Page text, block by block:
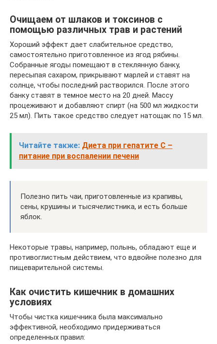
Очищаем от шлаков и токсинов с
помощью различных трав и растений
Хороший эффект дает слабительное средство,
самостоятельно приготовленное из ягод рябины.
Собранные ягоды помещают в стеклянную банку,
пересыпая сахаром, прикрывают марлей и ставят на
солнце, чтобы последний растворился. После этого
банку ставят в темное место на 20 дней. Массу
процеживают и добавляют спирт (на 500 мл жидкости
25 мл). Пить такое средство следует натощак по 15 мл.
Читайте также: Диета при гепатите С –
питание при воспалении печени
Полезно пить чаи, приготовленные из крапивы,
сены, крушины и тысячелистника, и есть больше
яблок.
Некоторые травы, например, полынь, обладают еще и
противоглистным действием, что вдвойне полезно для
пищеварительной системы.
Как очистить кишечник в домашних
условиях
Чтобы чистка кишечника была максимально
эффективной, необходимо придерживаться
определенных правил: